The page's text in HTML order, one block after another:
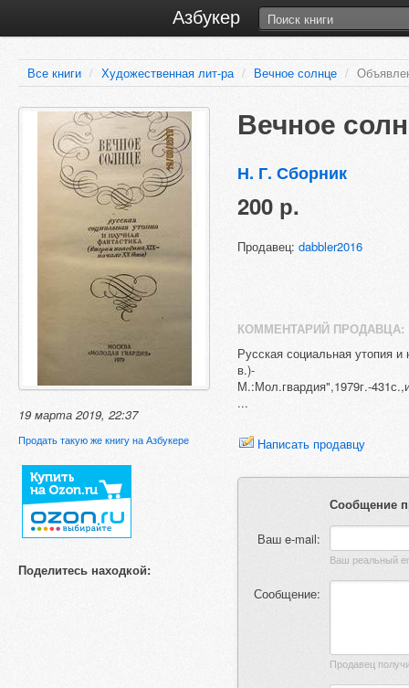
Азбукер
Все книги / Художественная лит-ра / Вечное солнце /
19 марта 2019, 22:37
Продать такую же книгу на Азбукере
Поделитесь находкой:
Вечное
Н. Г. Сборник
200 р.
Продавец: dabbler2016
КОММЕНТАРИЙ ПРОДАВЦА:
Русская социальная утопия
в.)-
М.:Мол.гвардия",1979г.-
...
Написать продавцу
Сообщение
Ваш e-mail:
Сообщение: